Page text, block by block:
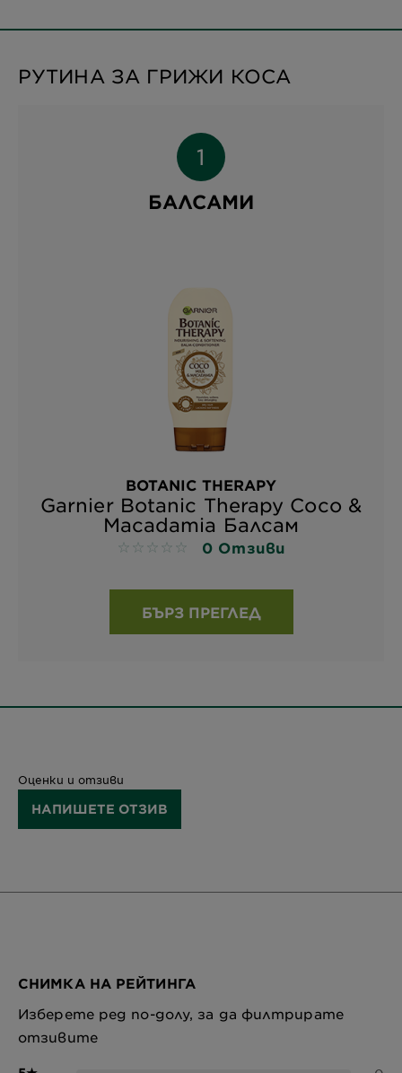
РУТИНА ЗА ГРИЖИ КОСА
БАЛСАМИ
BOTANIC THERAPY
Garnier Botanic Therapy Coco &
Macadamia Балсам
No reviews 0 Отзиви
БЪРЗ ПРЕГЛЕД
Оценки и отзиви
НАПИШЕТЕ ОТЗИВ
СНИМКА НА РЕЙТИНГА
Изберете ред по-долу, за да филтрирате
отзивите